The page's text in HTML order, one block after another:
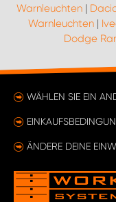
Warnleuchten |
Warnleuchten|
Dodge
WÄHLEN SIE EIN
ÄNDERE DEINE